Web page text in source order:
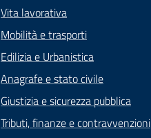
Vita lavorativa
Mobilità e trasporti
Edilizia e Urbanistica
Anagrafe e stato civile
Giustizia e sicurezza pubblica
Tributi, finanze e contravvenzioni